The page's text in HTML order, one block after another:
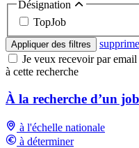
Désignation
TopJob
Appliquer des filtres
Je veux recevoir par
à cette recherche
À la recherche d’un
à l'échelle nationale
à déterminer